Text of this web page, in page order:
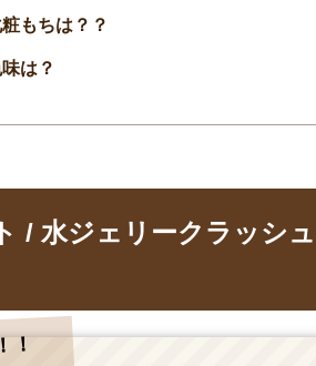
もちは？？
は？
/ 水ジェリークラッシ
！